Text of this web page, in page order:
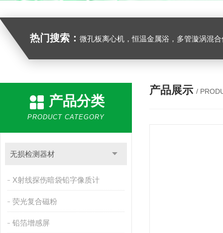
热门搜索： 微孔板离心机，恒温金属浴，多管漩涡混合仪，梅毒旋转仪,红外线灭菌器，微孔板恒温振荡器，恒温混匀仪，水平摇床，牛奶抗生素恒
产品分类
PRODUCT CATEGORY
无损检测器材
X射线探伤暗袋铅字像质计
荧光复合磁粉
铅箔增感屏
产品展示 /